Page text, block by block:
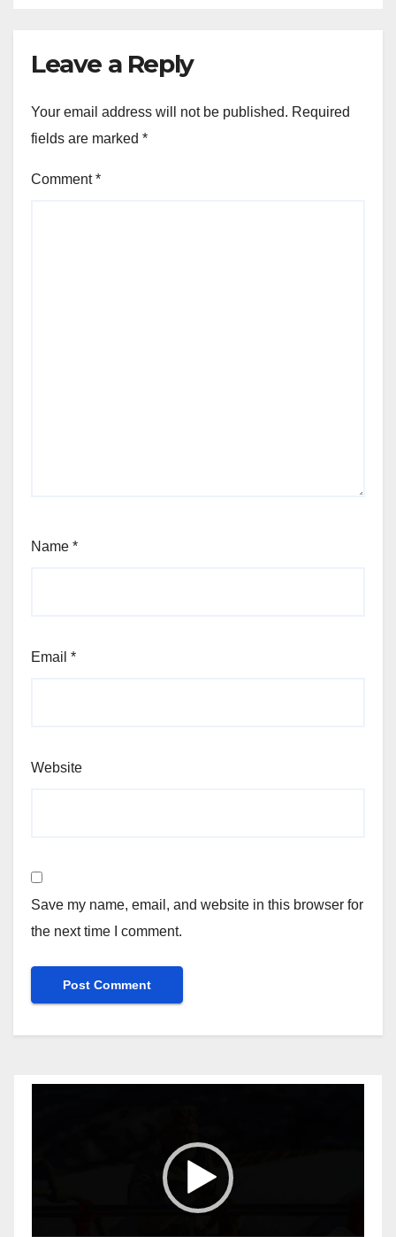
Leave a Reply
Your email address will not be published. Required
fields are marked *
Comment*
Name *
Email *
Website
Save my name, email, and website in this browser for
the next time I comment.